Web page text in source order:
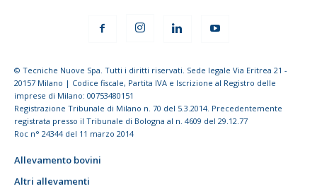
© Tecniche Nuove Spa. Tutti i diritti riservati. Sede legale Via Eritrea 21 -
20157 Milano | Codice fiscale, Partita IVA e Iscrizione al Registro delle
imprese di Milano: 00753480151
Registrazione Tribunale di Milano n. 70 del 5.3.2014. Precedentemente
registrata presso il Tribunale di Bologna al n. 4609 del 29.12.77
Roc n° 24344 del 11 marzo 2014
Allevamento bovini
Altri allevamenti